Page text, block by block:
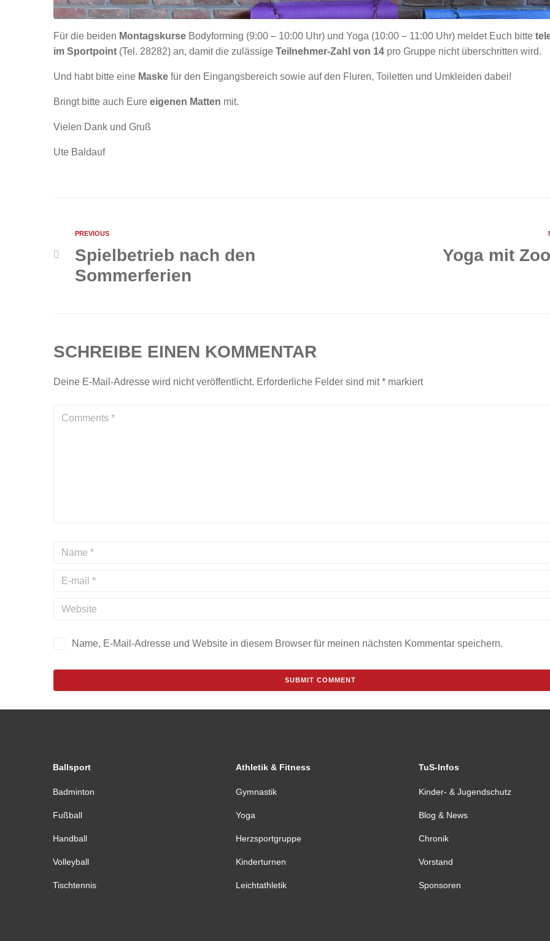
Für die beiden Montagskurse Bodyforming (9:00 – 10:00 Uhr) und Yoga (10:00 – 11:00 Uhr) meldet Euch bitte
im Sportpoint (Tel. 28282) an, damit die zulässige Teilnehmer-Zahl von 14 pro Gruppe nicht überschritten wird.
Und habt bitte eine Maske für den Eingangsbereich sowie auf den Fluren, Toiletten und Umkleiden dabei!
Bringt bitte auch Eure eigenen Matten mit.
Vielen Dank und Gruß
Ute Baldauf
PREVIOUS
Spielbetrieb nach den
Sommerferien
Yoga mit
SCHREIBE EINEN KOMMENTAR
Deine E-Mail-Adresse wird nicht veröffentlicht. Erforderliche Felder sind mit* markiert
Name, E-Mail-Adresse und Website in diesem Browser für meinen nächsten Kommentar speichern.
Ballsport
Badminton
Fußball
Handball
Volleyball
Tischtennis
Athletik & Fitness
Gymnastik
Yoga
Herzsportgruppe
Kinderturnen
Leichtathletik
TuS-Infos
Kinder- & Jugendschutz
Blog & News
Chronik
Vorstand
Sponsoren